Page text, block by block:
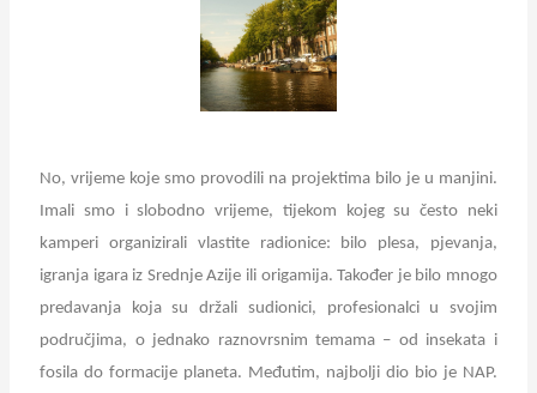
No, vrijeme koje smo provodili na projektima bilo je u manjini.
Imali smo i slobodno vrijeme, tijekom kojeg su često neki
kamperi organizirali vlastite radionice: bilo plesa, pjevanja,
igranja igara iz Srednje Azije ili origamija. Također je bilo mnogo
predavanja koja su držali sudionici, profesionalci u svojim
područjima, o jednako raznovrsnim temama – od insekata i
fosila do formacije planeta. Međutim, najbolji dio bio je NAP.